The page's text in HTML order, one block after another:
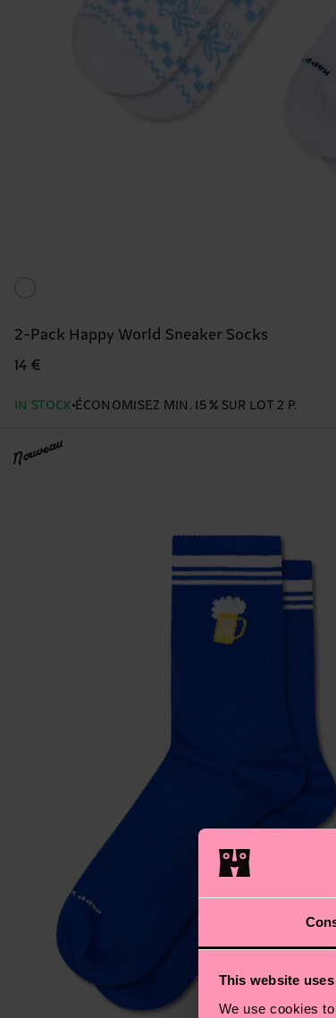
This website
We use cookies
2-Pack Happy World Sneaker Socks
14 €
IN STOCK ÉCONOMISEZ MIN. 15 % SUR LOT 2 P.
Nouveau